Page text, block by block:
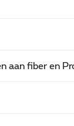
aan fiber en